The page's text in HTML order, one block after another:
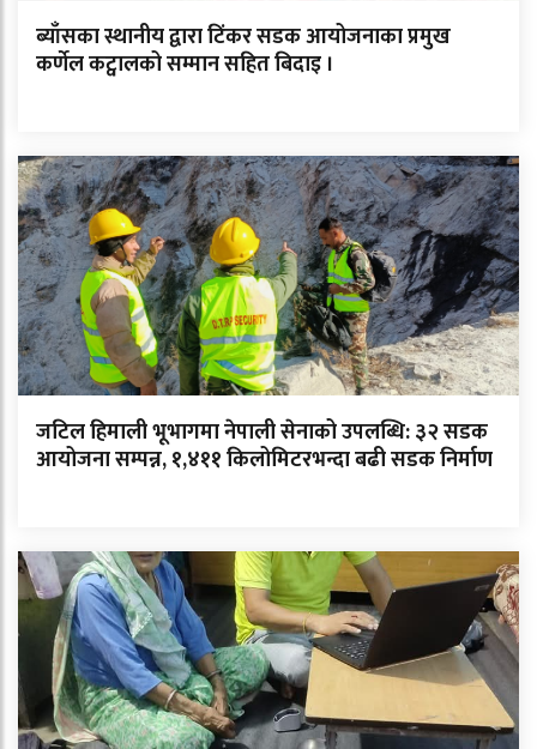
ब्याँसका स्थानीय द्वारा टिंकर सडक आयोजनाका प्रमुख
कर्णेल कट्वालको सम्मान सहित बिदाइ ।
जटिल हिमाली भूभागमा नेपाली सेनाको उपलब्धि: ३२ सडक
आयोजना सम्पन्न, १,४११ किलोमिटरभन्दा बढी सडक निर्माण